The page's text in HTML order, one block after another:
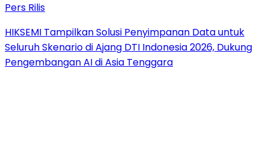
Pers Rilis
HIKSEMI Tampilkan Solusi Penyimpanan Data untuk
Seluruh Skenario di Ajang DTI Indonesia 2026, Dukung
Pengembangan AI di Asia Tenggara